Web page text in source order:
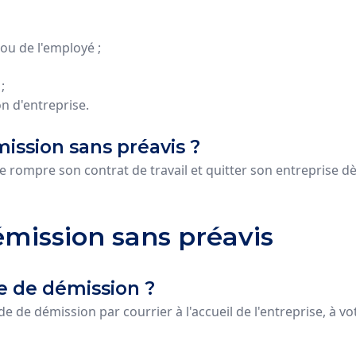
de l'employé ;
d'entreprise.
sans préavis ?
rompre son contrat de travail et quitter son entreprise
sans préavis
de démission ?
de démission par courrier à l'accueil de l'entreprise, à